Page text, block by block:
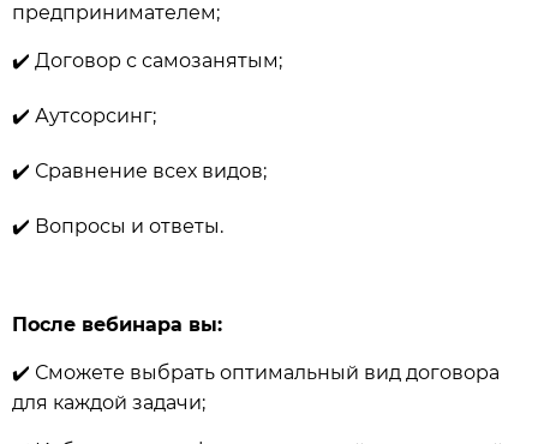
предпринимателем;
✔️ Договор с самозанятым;
✔️ Аутсорсинг;
✔️ Сравнение всех видов;
✔️ Вопросы и ответы.
После вебинара вы:
✔️ Сможете выбрать оптимальный вид договора
для каждой задачи;